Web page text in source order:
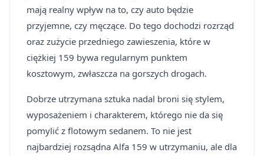
mają realny wpływ na to, czy auto będzie
przyjemne, czy męczące. Do tego dochodzi rozrząd
oraz zużycie przedniego zawieszenia, które w
ciężkiej 159 bywa regularnym punktem
kosztowym, zwłaszcza na gorszych drogach.
Dobrze utrzymana sztuka nadal broni się stylem,
wyposażeniem i charakterem, którego nie da się
pomylić z flotowym sedanem. To nie jest
najbardziej rozsądna Alfa 159 w utrzymaniu, ale dla